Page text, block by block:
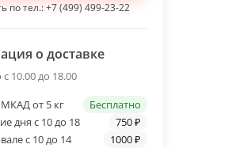
по тел.:+7 (499) 499-23-22
о доставке
10.00 до 18.00
от 5 кг
Бесплатно
дня с 10 до 18
750 ₽
с 10 до 14
1000 ₽